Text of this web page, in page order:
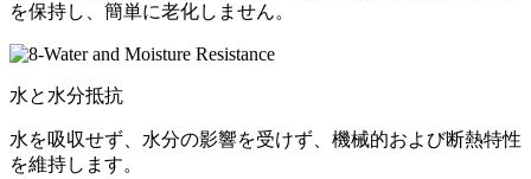
を保持し、簡単に老化しません。
水と水分抵抗
水を吸収せず、水分の影響を受けず、機械的および断熱特性
を維持します。